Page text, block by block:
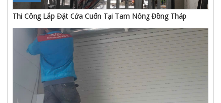
Thi Công Lắp Đặt Cửa Cuốn Tại Tam Nông Đồng Tháp